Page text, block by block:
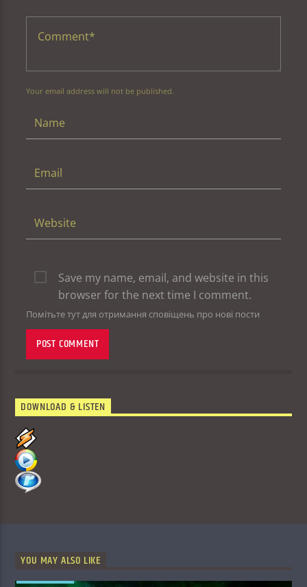
Your email address will not be published.
Save my name, email, and website in this
browser for the next time I comment.
Помітьте тут для отримання сповіщень про нові пости
DOWNLOAD & LISTEN
YOU MAY ALSO LIKE